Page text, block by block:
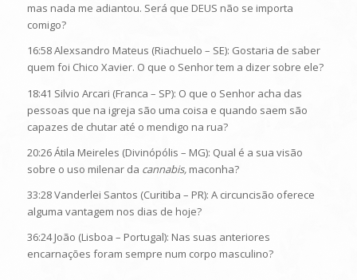
mas nada me adiantou. Será que DEUS não se importa
comigo?
16:58 Alexsandro Mateus (Riachuelo – SE): Gostaria de saber
quem foi Chico Xavier. O que o Senhor tem a dizer sobre ele?
18:41 Silvio Arcari (Franca – SP): O que o Senhor acha das
pessoas que na igreja são uma coisa e quando saem são
capazes de chutar até o mendigo na rua?
20:26 Átila Meireles (Divinópólis – MG): Qual é a sua visão
sobre o uso milenar da cannabis,maconha?
33:28 Vanderlei Santos (Curitiba – PR): A circuncisão oferece
alguma vantagem nos dias de hoje?
36:24 João (Lisboa – Portugal): Nas suas anteriores
encarnações foram sempre num corpo masculino?